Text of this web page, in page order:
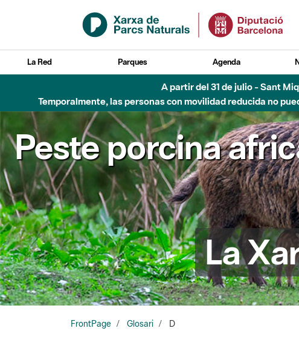
Saltar al contenido principal
La Red Parques Agenda
A partir del 31 de julio - Sant
Temporalmente, las personas con movilidad reducida no
Peste porcina
La
FrontPage Glosari D